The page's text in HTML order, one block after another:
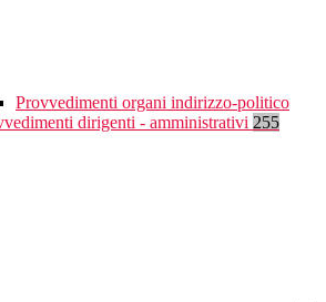
Provvedimenti organi indirizzo-politico
dirigenti - amministrativi 255